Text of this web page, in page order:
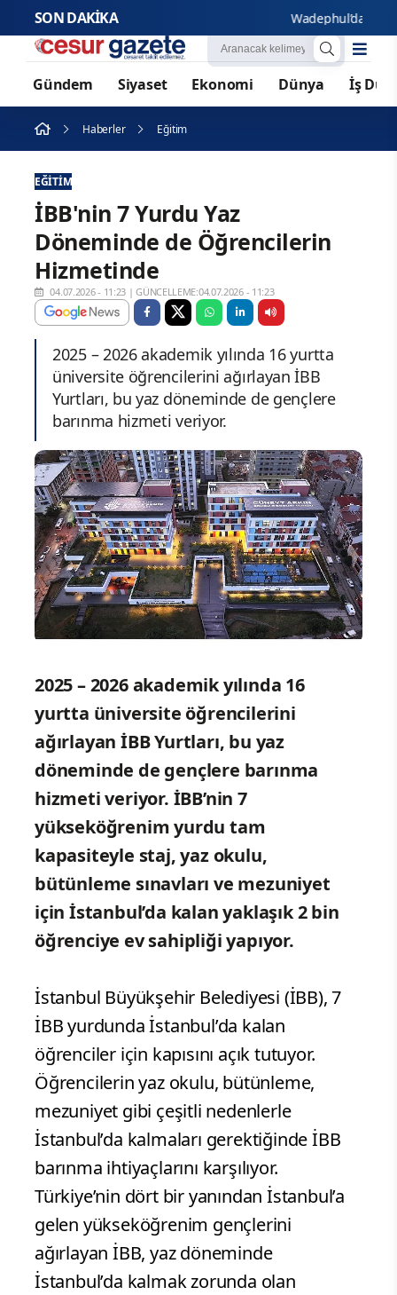
SON DAKİKA Wadephul’dan
Gündem Siyaset Ekonomi Dünya İş
Haberler Eğitim
EĞITIM
İBB'nin 7 Yurdu Yaz
Döneminde de Öğrencilerin
Hizmetinde
04.07.2026 - 11:23 |GÜNCELLEME:04.07.2026 - 11:23
2025 – 2026 akademik yılında 16 yurtta
üniversite öğrencilerini ağırlayan İBB
Yurtları, bu yaz döneminde de gençlere
barınma hizmeti veriyor.
2025 – 2026 akademik yılında 16
yurtta üniversite öğrencilerini
ağırlayan İBB Yurtları, bu yaz
döneminde de gençlere barınma
hizmeti veriyor. İBB’nin 7
yükseköğrenim yurdu tam
kapasiteyle staj, yaz okulu,
bütünleme sınavları ve mezuniyet
için İstanbul’da kalan yaklaşık 2 bin
öğrenciye ev sahipliği yapıyor.
İstanbul Büyükşehir Belediyesi (İBB), 7
İBB yurdunda İstanbul’da kalan
öğrenciler için kapısını açık tutuyor.
Öğrencilerin yaz okulu, bütünleme,
mezuniyet gibi çeşitli nedenlerle
İstanbul’da kalmaları gerektiğinde İBB
barınma ihtiyaçlarını karşılıyor.
Türkiye’nin dört bir yanından İstanbul’a
gelen yükseköğrenim gençlerini
ağırlayan İBB, yaz döneminde
İstanbul’da kalmak zorunda olan